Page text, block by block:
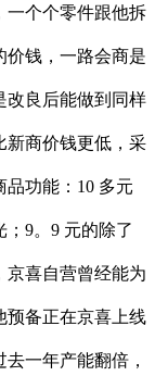
一个个零件跟他拆
价钱，一路会商是
改良后能做到同样
新商价钱更低，采
功能：10 多元
9。9 元的除了
京喜自营曾经能为
预备正在京喜上线
一年产能翻倍，